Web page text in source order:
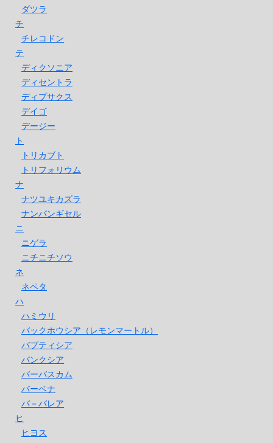
ダツラ
チ
チレコドン
テ
ディクソニア
ディセントラ
ディプサクス
デイゴ
デージー
ト
トリカブト
トリフォリウム
ナ
ナツユキカズラ
ナンバンギセル
ニ
ニゲラ
ニチニチソウ
ネ
ネペタ
ハ
ハミウリ
バックホウシア（レモンマートル）
バプティシア
バンクシア
バーバスカム
バーベナ
バ－バレア
ヒ
ヒヨス